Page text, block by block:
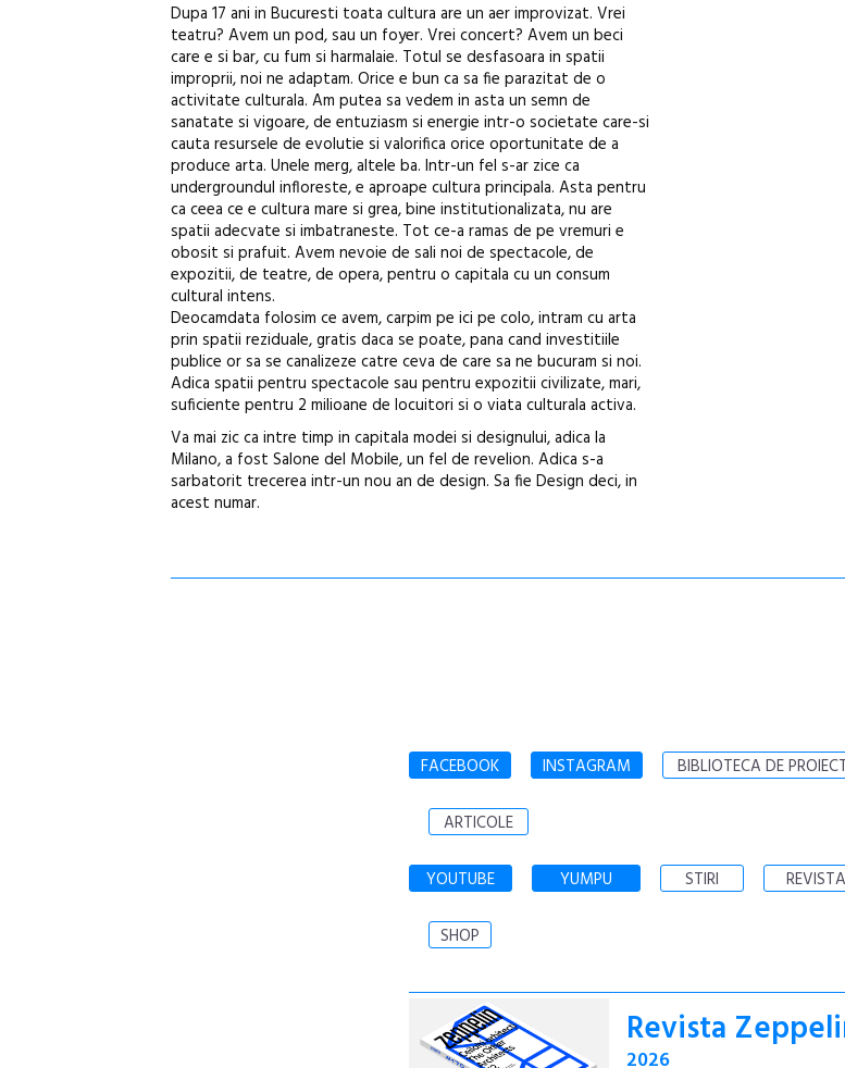
Dupa 17 ani in Bucuresti toata cultura are un aer improvizat. Vrei
teatru? Avem un pod, sau un foyer. Vrei concert? Avem un beci
care e si bar, cu fum si harmalaie. Totul se desfasoara in spatii
improprii, noi ne adaptam. Orice e bun ca sa fie parazitat de o
activitate culturala. Am putea sa vedem in asta un semn de
sanatate si vigoare, de entuziasm si energie intr-o societate care-si
cauta resursele de evolutie si valorifica orice oportunitate de a
produce arta. Unele merg, altele ba. Intr-un fel s-ar zice ca
undergroundul infloreste, e aproape cultura principala. Asta pentru
ca ceea ce e cultura mare si grea, bine institutionalizata, nu are
spatii adecvate si imbatraneste. Tot ce-a ramas de pe vremuri e
obosit si prafuit. Avem nevoie de sali noi de spectacole, de
expozitii, de teatre, de opera, pentru o capitala cu un consum
cultural intens.
Deocamdata folosim ce avem, carpim pe ici pe colo, intram cu arta
prin spatii reziduale, gratis daca se poate, pana cand investitiile
publice or sa se canalizeze catre ceva de care sa ne bucuram si noi.
Adica spatii pentru spectacole sau pentru expozitii civilizate, mari,
suficiente pentru 2 milioane de locuitori si o viata culturala activa.
Va mai zic ca intre timp in capitala modei si designului, adica la
Milano, a fost Salone del Mobile, un fel de revelion. Adica s-a
sarbatorit trecerea intr-un nou an de design. Sa fie Design deci, in
acest numar.
FACEBOOK INSTAGRAM BIBLIOTECA DE
ARTICOLE
YOUTUBE YUMPU STIRI REVISTA
SHOP
Revista
2026